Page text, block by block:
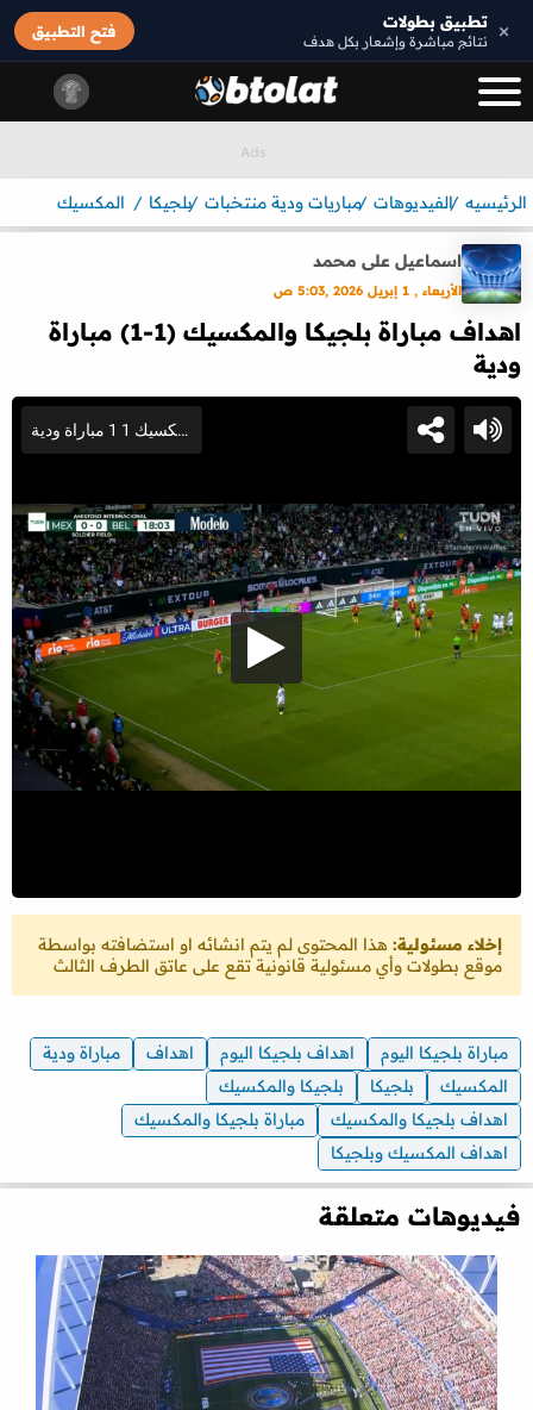
× تطبيق بطولات
نتائج مباشرة وإشعار بكل هدف
فتح التطبيق
الرئيسيه الفيديوهات مباريات ودية منتخبات بلجيكا المكسيك
اسماعيل على محمد
الأربعاء , 1 إبريل 2026 ,5:03 ص
اهداف مباراة بلجيكا والمكسيك (1-1) مباراة
ودية
إخلاء مسئولية: هذا المحتوى لم يتم انشائه او استضافته بواسطة
موقع بطولات وأي مسئولية قانونية تقع على عاتق الطرف الثالث
مباراة بلجيكا اليوم اهداف بلجيكا اليوم اهداف
مباراة ودية
المكسيك
بلجيكا
بلجيكا والمكسيك
اهداف بلجيكا والمكسيك
مباراة بلجيكا والمكسيك
اهداف المكسيك وبلجيكا
فيديوهات متعلقة